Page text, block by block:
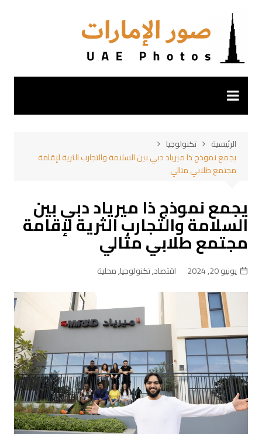
المحتوى
الرئيسية
تكنولوجيا
يجمع نموذج ذا ميرياد دبي بين السلامة والتجارب الثرية لإقامة
مجتمع طلابي مثالي
يجمع نموذج ذا ميرياد دبي بين
السلامة والتجارب الثرية لإقامة
مجتمع طلابي مثالي
يونيو 20, 2024 اقتصاد,تكنولوجيا,محلية